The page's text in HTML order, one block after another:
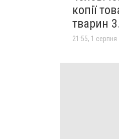
копії
тварин
21:55, 1 серпня